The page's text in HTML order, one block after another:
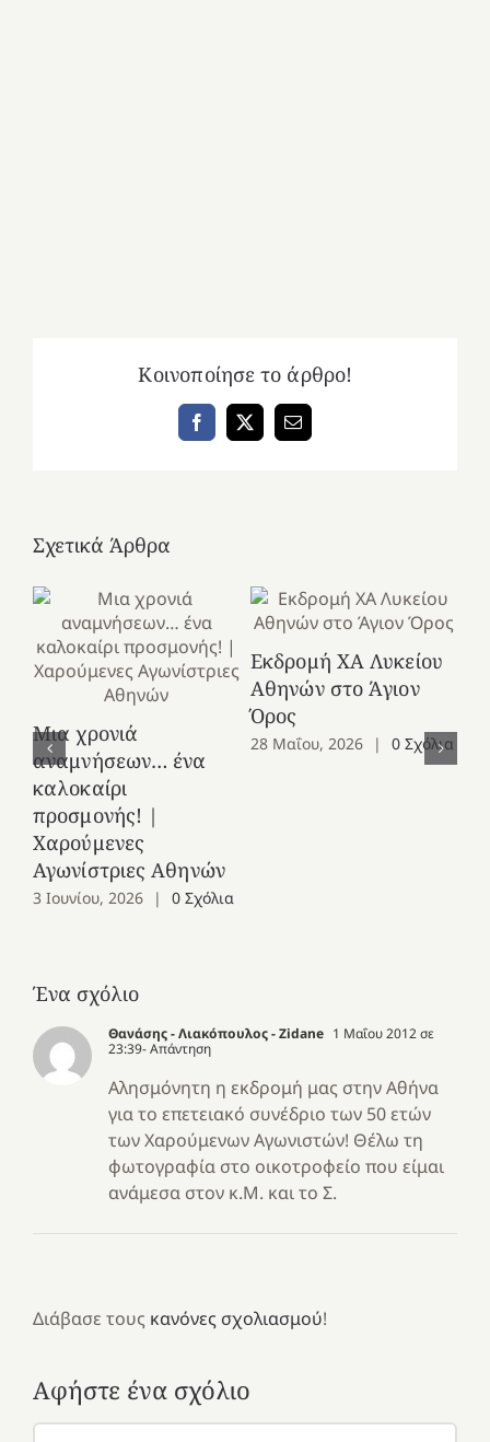
Κοινοποίησε το άρθρο!
Facebook
X Email
Σχετικά Άρθρα
Μια χρονιά
αναμνήσεων… ένα
καλοκαίρι
προσμονής! |
Χαρούμενες
Αγωνίστριες Αθηνών
3 Ιουνίου, 2026 | 0 Σχόλια
Εκδρομή ΧΑ Λυκείου
Αθηνών στο Άγιον
Όρος
28 Μαΐου, 2026 | 0 Σχόλια
Ένα σχόλιο
Θανάσης - Λιακόπουλος - Zidane 1 Μαΐου 2012 σε
23:39- Απάντηση
Αλησμόνητη η εκδρομή μας στην Αθήνα
για το επετειακό συνέδριο των 50 ετών
των Χαρούμενων Αγωνιστών! Θέλω τη
φωτογραφία στο οικοτροφείο που είμαι
ανάμεσα στον κ.Μ. και το Σ.
Διάβασε τους κανόνες σχολιασμού!
Αφήστε ένα σχόλιο